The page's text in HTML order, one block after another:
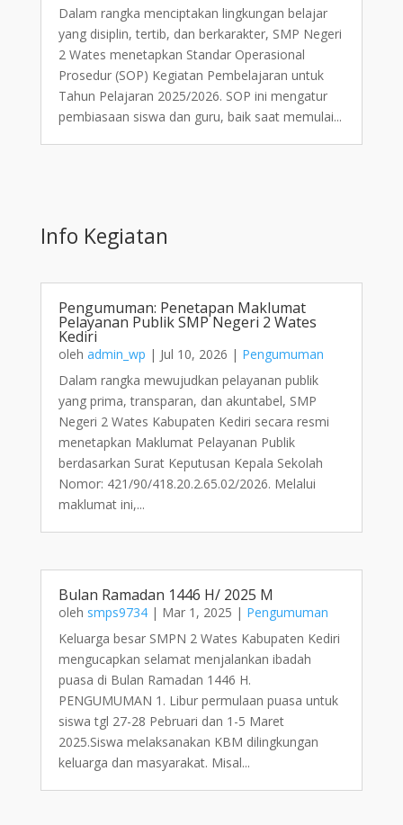
Dalam rangka menciptakan lingkungan belajar
yang disiplin, tertib, dan berkarakter, SMP Negeri
2 Wates menetapkan Standar Operasional
Prosedur (SOP) Kegiatan Pembelajaran untuk
Tahun Pelajaran 2025/2026. SOP ini mengatur
pembiasaan siswa dan guru, baik saat memulai...
Info Kegiatan
Pengumuman: Penetapan Maklumat
Pelayanan Publik SMP Negeri 2 Wates
Kediri
oleh admin_wp | Jul 10, 2026 | Pengumuman
Dalam rangka mewujudkan pelayanan publik
yang prima, transparan, dan akuntabel, SMP
Negeri 2 Wates Kabupaten Kediri secara resmi
menetapkan Maklumat Pelayanan Publik
berdasarkan Surat Keputusan Kepala Sekolah
Nomor: 421/90/418.20.2.65.02/2026. Melalui
maklumat ini,...
Bulan Ramadan 1446 H/ 2025 M
oleh smps9734| Mar 1, 2025 | Pengumuman
Keluarga besar SMPN 2 Wates Kabupaten Kediri
mengucapkan selamat menjalankan ibadah
puasa di Bulan Ramadan 1446 H.
PENGUMUMAN 1. Libur permulaan puasa untuk
siswa tgl 27-28 Pebruari dan 1-5 Maret
2025.Siswa melaksanakan KBM dilingkungan
keluarga dan masyarakat. Misal...